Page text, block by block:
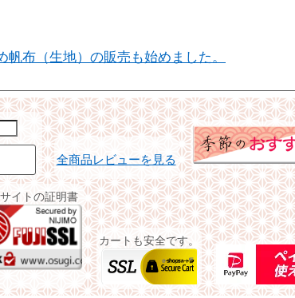
布（生地）の販売も始めました。
全商品レビューを見る
イトの証明書
カートも安全です。